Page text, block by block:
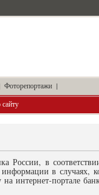
Фоторепортажи |
России, в
в случаях,
интернет-портале